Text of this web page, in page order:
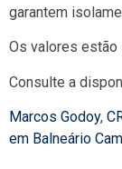
garantem
Os valores
Consulte a
Marcos Godoy,
em Balneário